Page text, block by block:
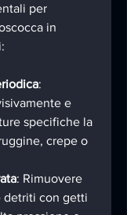
per
in
:
e
specifiche la
crepe o
: Rimuovere
detriti con getti